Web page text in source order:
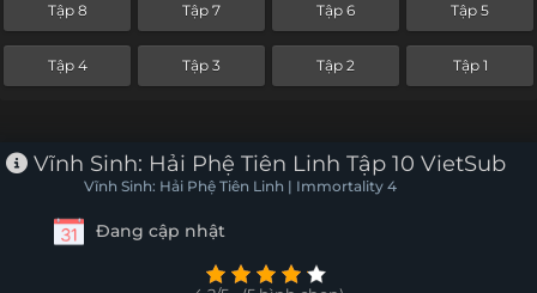
Tập 8 Tập 7 Tập 6 Tập 5
Tập 4 Tập 3 Tập 2 Tập 1
Vĩnh Sinh: Hải Phệ Tiên Linh Tập 10 VietSub
Vĩnh Sinh: Hải Phệ Tiên Linh | Immortality 4
Đang cập nhật